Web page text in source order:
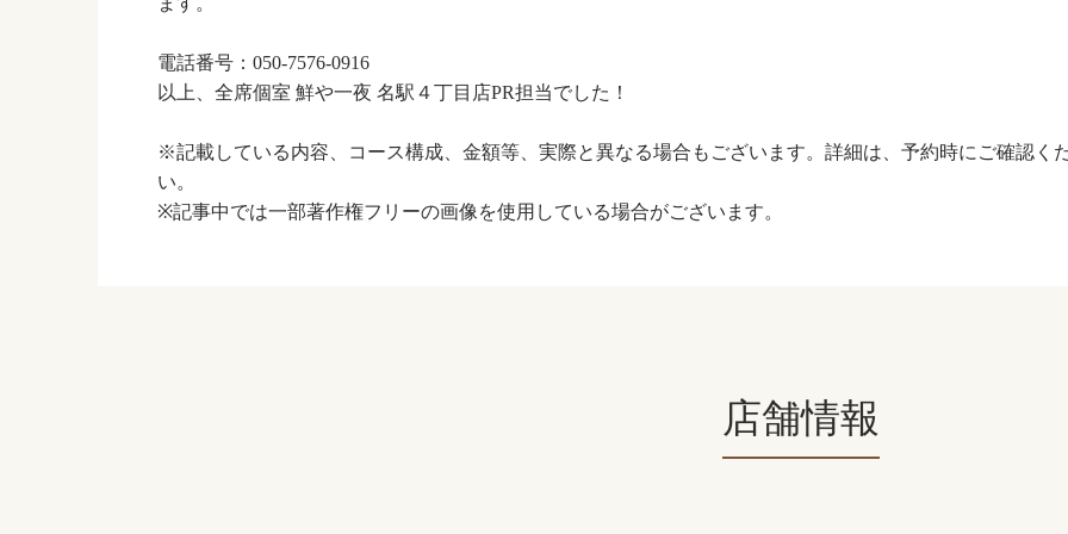
電話番号：050-7576-0916
以上、全席個室 鮮や一夜 名駅４丁目店PR担当でした！
※記載している内容、コース構成、金額等、実際と異なる場合もございます。詳細は、予約時にご確認く
い。
※記事中では一部著作権フリーの画像を使用している場合がございます。
店舗情報